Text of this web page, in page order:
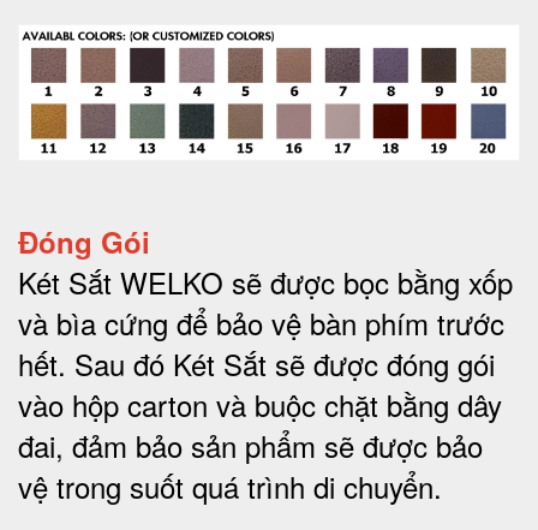
Đóng Gói
Két Sắt WELKO sẽ được bọc bằng xốp
và bìa cứng để bảo vệ bàn phím trước
hết. Sau đó Két Sắt sẽ được đóng gói
vào hộp carton và buộc chặt bằng dây
đai, đảm bảo sản phẩm sẽ được bảo
vệ trong suốt quá trình di chuyển.